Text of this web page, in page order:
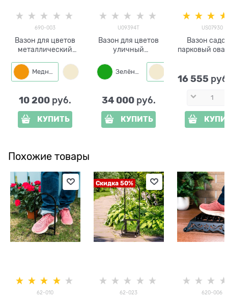
690-003
Вазон для цветов
металлический
Медный Слоновая кость
10 200 руб.
КУПИТЬ
U09394T
Вазон для цветов
уличный
U09394T металл и
стеклопластик
Зелёный
34 000 руб.
КУПИТЬ
US07930
Вазон
парковый
бронзу
16 555
Похожие товары
62-010
Скидка 50%
62-023 620-006